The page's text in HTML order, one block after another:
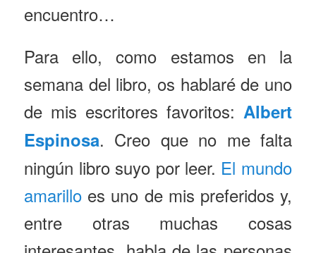
encuentro…
Para ello, como estamos en la
semana del libro, os hablaré de uno
de mis escritores favoritos: Albert
Espinosa. Creo que no me falta
ningún libro suyo por leer. El mundo
amarillo es uno de mis preferidos y,
entre otras muchas cosas